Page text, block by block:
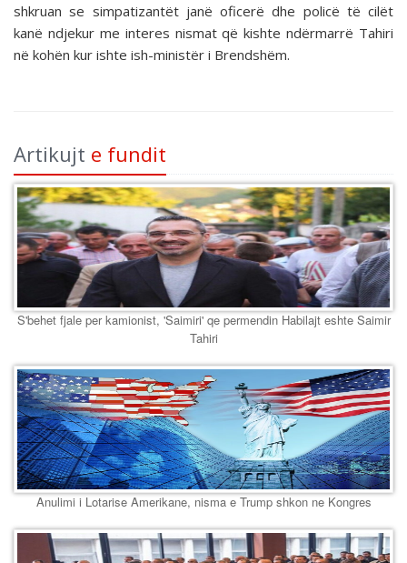
shkruan se simpatizantët janë oficerë dhe policë të cilët
kanë ndjekur me interes nismat që kishte ndërmarrë Tahiri
në kohën kur ishte ish-ministër i Brendshëm.
Artikujt e fundit
S'behet fjale per kamionist, 'Saimiri' qe permendin Habilajt eshte Saimir
Tahiri
Anulimi i Lotarise Amerikane, nisma e Trump shkon ne Kongres